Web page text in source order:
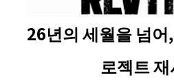
26년의 세월을 넘어
로젝트